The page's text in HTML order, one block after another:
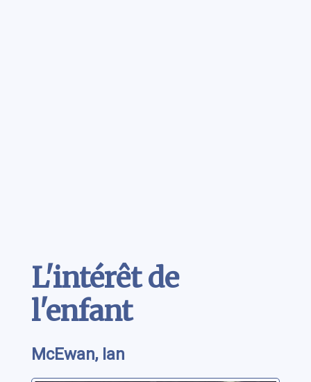
L'intérêt de
l'enfant
McEwan, Ian